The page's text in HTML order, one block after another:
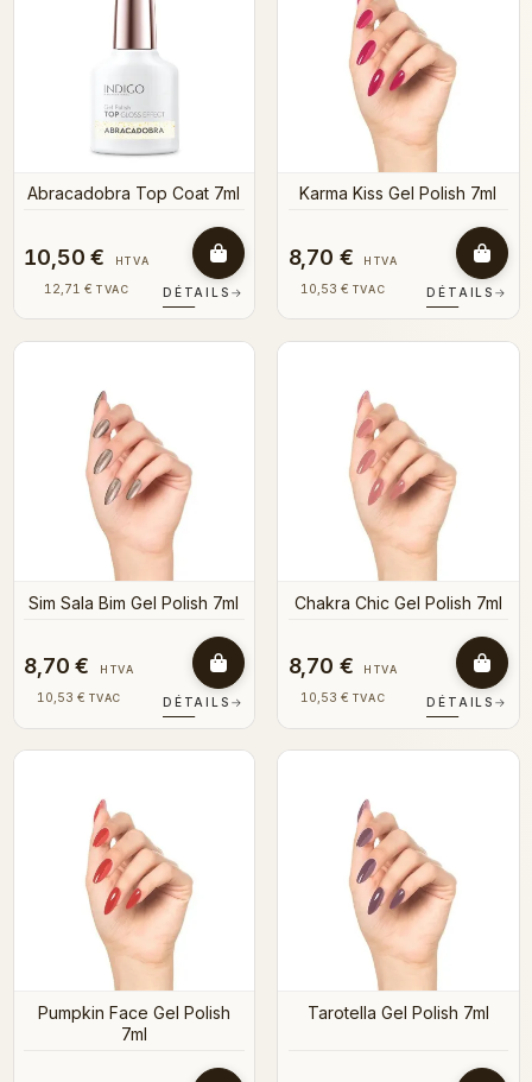
Abracadobra Top Coat 7ml
10,50 € HTVA
12,71 € TVAC DÉTAILS →
Karma Kiss Gel Polish 7ml
8,70 € HTVA
10,53 € TVAC DÉTAILS →
Sim Sala Bim Gel Polish 7ml
8,70 € HTVA
10,53 € TVAC DÉTAILS →
Chakra Chic Gel Polish 7ml
8,70 € HTVA
10,53 € TVAC DÉTAILS →
Pumpkin Face Gel Polish
7ml
Tarotella Gel Polish 7ml